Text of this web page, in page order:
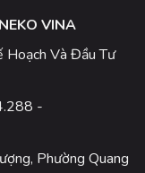
VINA
Và Đầu Tư
-
Phường Quang